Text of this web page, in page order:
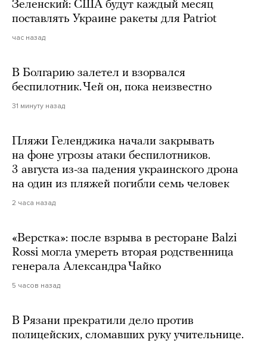
Зеленский: США будут каждый месяц
поставлять Украине ракеты для Patriot
час назад
В Болгарию залетел и взорвался
беспилотник. Чей он, пока неизвестно
31 минуту назад
Пляжи Геленджика начали закрывать
на фоне угрозы атаки беспилотников.
3 августа из-за падения украинского дрона
на один из пляжей погибли семь человек
2 часа назад
«Верстка»: после взрыва в ресторане Balzi
Rossi могла умереть вторая родственница
генерала Александра Чайко
5 часов назад
В Рязани прекратили дело против
полицейских, сломавших руку учительнице.